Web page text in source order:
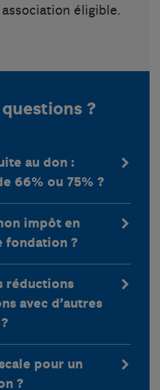
éligible.
?
au don :
66% ou 75% ?
impôt en
fondation ?
réductions
avec d’autres
pour un
?